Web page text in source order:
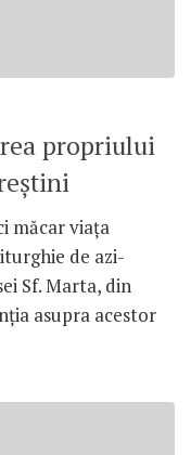
propriului
măcar viaţa
de azi-
Sf. Marta, din
asupra acestor